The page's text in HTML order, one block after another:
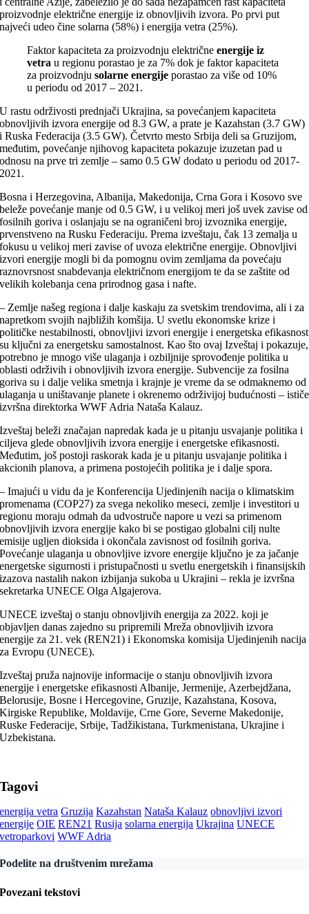
proizvodnje električne energije iz obnovljivih izvora. Po prvi put
najveći udeo čine solarna (58%) i energija vetra (25%).
Faktor kapaciteta za proizvodnju električneenergije iz
vetra u regionu porastao je za 7% dok je faktor kapaciteta
za proizvodnjusolarne energije porastao za više od 10%
u periodu od 2017 – 2021.
U rastu održivosti prednjači Ukrajina, sa povećanjem kapaciteta
obnovljivih izvora energije od 8.3 GW, a prate je Kazahstan (3.7 GW)
i Ruska Federacija (3.5 GW). Četvrto mesto Srbija deli sa Gruzijom,
međutim, povećanje njihovog kapaciteta pokazuje izuzetan pad u
odnosu na prve tri zemlje – samo 0.5 GW dodato u periodu od 2017-
2021.
Bosna i Herzegovina, Albanija, Makedonija, Crna Gora i Kosovo sve
beleže povećanje manje od 0.5 GW, i u velikoj meri još uvek zavise od
fosilnih goriva i oslanjaju se na ograničeni broj izvoznika energije,
prvenstveno na Rusku Federaciju. Prema izveštaju, čak 13 zemalja u
fokusu u velikoj meri zavise of uvoza električne energije. Obnovljivi
izvori energije mogli bi da pomognu ovim zemljama da povećaju
raznovrsnost snabdevanja električnom energijom te da se zaštite od
velikih kolebanja cena prirodnog gasa i nafte.
– Zemlje našeg regiona i dalje kaskaju za svetskim trendovima, ali i za
napretkom svojih najbližih komšija. U svetlu ekonomske krize i
političke nestabilnosti, obnovljivi izvori energije i energetska efikasnost
su ključni za energetsku samostalnost. Kao što ovaj Izveštaj i pokazuje,
potrebno je mnogo više ulaganja i ozbiljnije sprovođenje politika u
oblasti održivih i obnovljivih izvora energije. Subvencije za fosilna
goriva su i dalje velika smetnja i krajnje je vreme da se odmaknemo od
ulaganja u uništavanje planete i okrenemo održivijoj budućnosti – ističe
izvršna direktorka WWF Adria Nataša Kalauz.
Izveštaj beleži značajan napredak kada je u pitanju usvajanje politika i
ciljeva glede obnovljivih izvora energije i energetske efikasnosti.
Međutim, još postoji raskorak kada je u pitanju usvajanje politika i
akcionih planova, a primena postojećih politika je i dalje spora.
– Imajući u vidu da je Konferencija Ujedinjenih nacija o klimatskim
promenama (COP27) za svega nekoliko meseci, zemlje i investitori u
regionu moraju odmah da udvostruče napore u vezi sa primenom
obnovljivih izvora energije kako bi se postigao globalni cilj nulte
emisije ugljen dioksida i okončala zavisnost od fosilnih goriva.
Povećanje ulaganja u obnovljive izvore energije ključno je za jačanje
energetske sigurnosti i pristupačnosti u svetlu energetskih i finansijskih
izazova nastalih nakon izbijanja sukoba u Ukrajini – rekla je izvršna
sekretarka UNECE Olga Algajerova.
UNECE izveštaj o stanju obnovljivih energija za 2022. koji je
objavljen danas zajedno su pripremili Mreža obnovljivih izvora
energije za 21. vek (REN21) i Ekonomska komisija Ujedinjenih nacija
za Evropu (UNECE).
Izveštaj pruža najnovije informacije o stanju obnovljivih izvora
energije i energetske efikasnosti Albanije, Jermenije, Azerbejdžana,
Belorusije, Bosne i Hercegovine, Gruzije, Kazahstana, Kosova,
Kirgiske Republike, Moldavije, Crne Gore, Severne Makedonije,
Ruske Federacije, Srbije, Tadžikistana, Turkmenistana, Ukrajine i
Uzbekistana.
Tagovi
energija vetra Gruzija Kazahstan Nataša Kalauz obnovljivi izvori
energije OIE REN21 Rusija solarna energija Ukrajina UNECE
vetroparkovi WWF Adria
Podelite na društvenim mrežama
Povezani tekstovi